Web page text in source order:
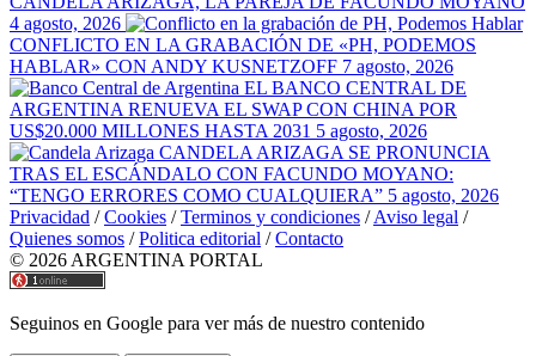
4 agosto, 2026
CONFLICTO EN LA GRABACIÓN DE «PH, PODEMOS
HABLAR» CON ANDY KUSNETZOFF 7 agosto, 2026
EL BANCO CENTRAL DE
ARGENTINA RENUEVA EL SWAP CON CHINA POR
US$20.000 MILLONES HASTA 2031 5 agosto, 2026
CANDELA ARIZAGA SE PRONUNCIA
TRAS EL ESCÁNDALO CON FACUNDO MOYANO:
“TENGO ERRORES COMO CUALQUIERA” 5 agosto, 2026
Privacidad / Cookies / Terminos y condiciones / Aviso legal /
Quienes somos / Politica editorial / Contacto
© 2026 ARGENTINA PORTAL
Seguinos en Google para ver más de nuestro contenido